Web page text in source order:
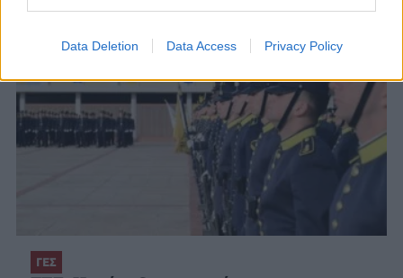
Data Deletion Data Access Privacy Policy
ΓΕΣ